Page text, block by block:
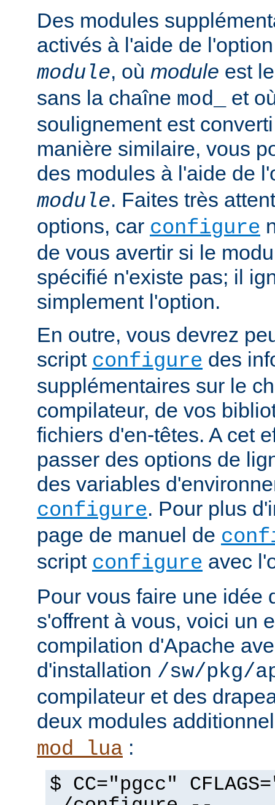
Des modules
activés à l'aide de
module, où module est
sans la chaîne mod_
et
soulignement est
manière similaire, vous
des modules à l'aide de
module. Faites très
options, car configure
de vous avertir si le
spécifié n'existe pas; il
simplement l'option.
En outre, vous devrez
script configure des
supplémentaires sur le
compilateur, de vos
fichiers d'en-têtes. A cet
passer des options de
des variables
configure. Pour plus
page de manuel de
script configure avec
Pour vous faire une idée
s'offrent à vous, voici un
compilation d'Apache
d'installation /sw/pkg/
compilateur et des
deux modules
mod_lua :
$ CC="pgcc"